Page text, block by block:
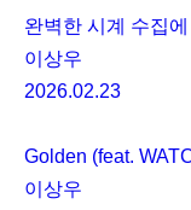
완벽한 시계 수집
이상우
2026.02.23
Golden (feat.
이상우